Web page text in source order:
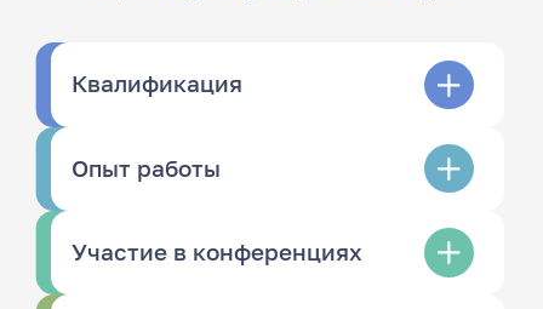
Квалификация
Опыт работы
Участие в конференциях